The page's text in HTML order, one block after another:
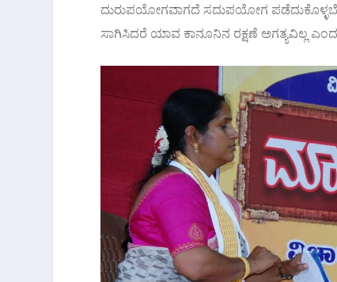
ದುರುಪಯೋಗವಾಗದೆ ಸದುಪಯೋಗ
ಸಾಗಿಸಿದರೆ ಯಾವ ಕಾನೂನಿನ ರಕ್ಷಣೆ ಅಗತ್ಯವಿಲ್ಲ